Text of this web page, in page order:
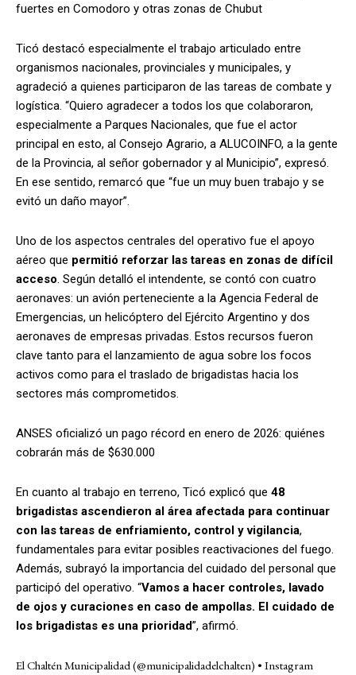
fuertes en Comodoro y otras zonas de Chubut
Ticó destacó especialmente el trabajo articulado entre
organismos nacionales, provinciales y municipales, y
agradeció a quienes participaron de las tareas de combate y
logística. “Quiero agradecer a todos los que colaboraron,
especialmente a Parques Nacionales, que fue el actor
principal en esto, al Consejo Agrario, a ALUCOINFO, a la gente
de la Provincia, al señor gobernador y al Municipio”, expresó.
En ese sentido, remarcó que “fue un muy buen trabajo y se
evitó un daño mayor”.
Uno de los aspectos centrales del operativo fue el apoyo
aéreo que permitió reforzar las tareas en zonas de difícil
acceso. Según detalló el intendente, se contó con cuatro
aeronaves: un avión perteneciente a la Agencia Federal de
Emergencias, un helicóptero del Ejército Argentino y dos
aeronaves de empresas privadas. Estos recursos fueron
clave tanto para el lanzamiento de agua sobre los focos
activos como para el traslado de brigadistas hacia los
sectores más comprometidos.
ANSES oficializó un pago récord en enero de 2026: quiénes
cobrarán más de $630.000
En cuanto al trabajo en terreno, Ticó explicó que 48
brigadistas ascendieron al área afectada para continuar
con las tareas de enfriamiento, control y vigilancia,
fundamentales para evitar posibles reactivaciones del fuego.
Además, subrayó la importancia del cuidado del personal que
participó del operativo. “Vamos a hacer controles, lavado
de ojos y curaciones en caso de ampollas. El cuidado de
los brigadistas es una prioridad”, afirmó.
El Chaltén Municipalidad (@municipalidadelchalten) • Instagram